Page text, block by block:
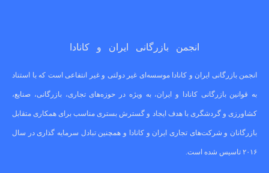
انجمن بازرگانی ایران و کانادا
انجمن بازرگانی ایران و کانادا موسسه‌ای غیر دولتی و غیر انتفاعی است که با استناد
به قوانین بازرگانی کانادا و ایران، به ویژه در حوزه‌های تجاری، بازرگانی، صنایع،
کشاورزی و گردشگری با هدف ایجاد و گسترش بستری مناسب برای همکاری متقابل
بازرگانان و شرکت‌های تجاری ایران و کانادا و همچنین تبادل سرمایه گذاری در سال
۲۰۱۶ تاسیس شده است.